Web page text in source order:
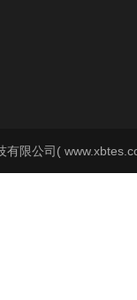
有限公司(